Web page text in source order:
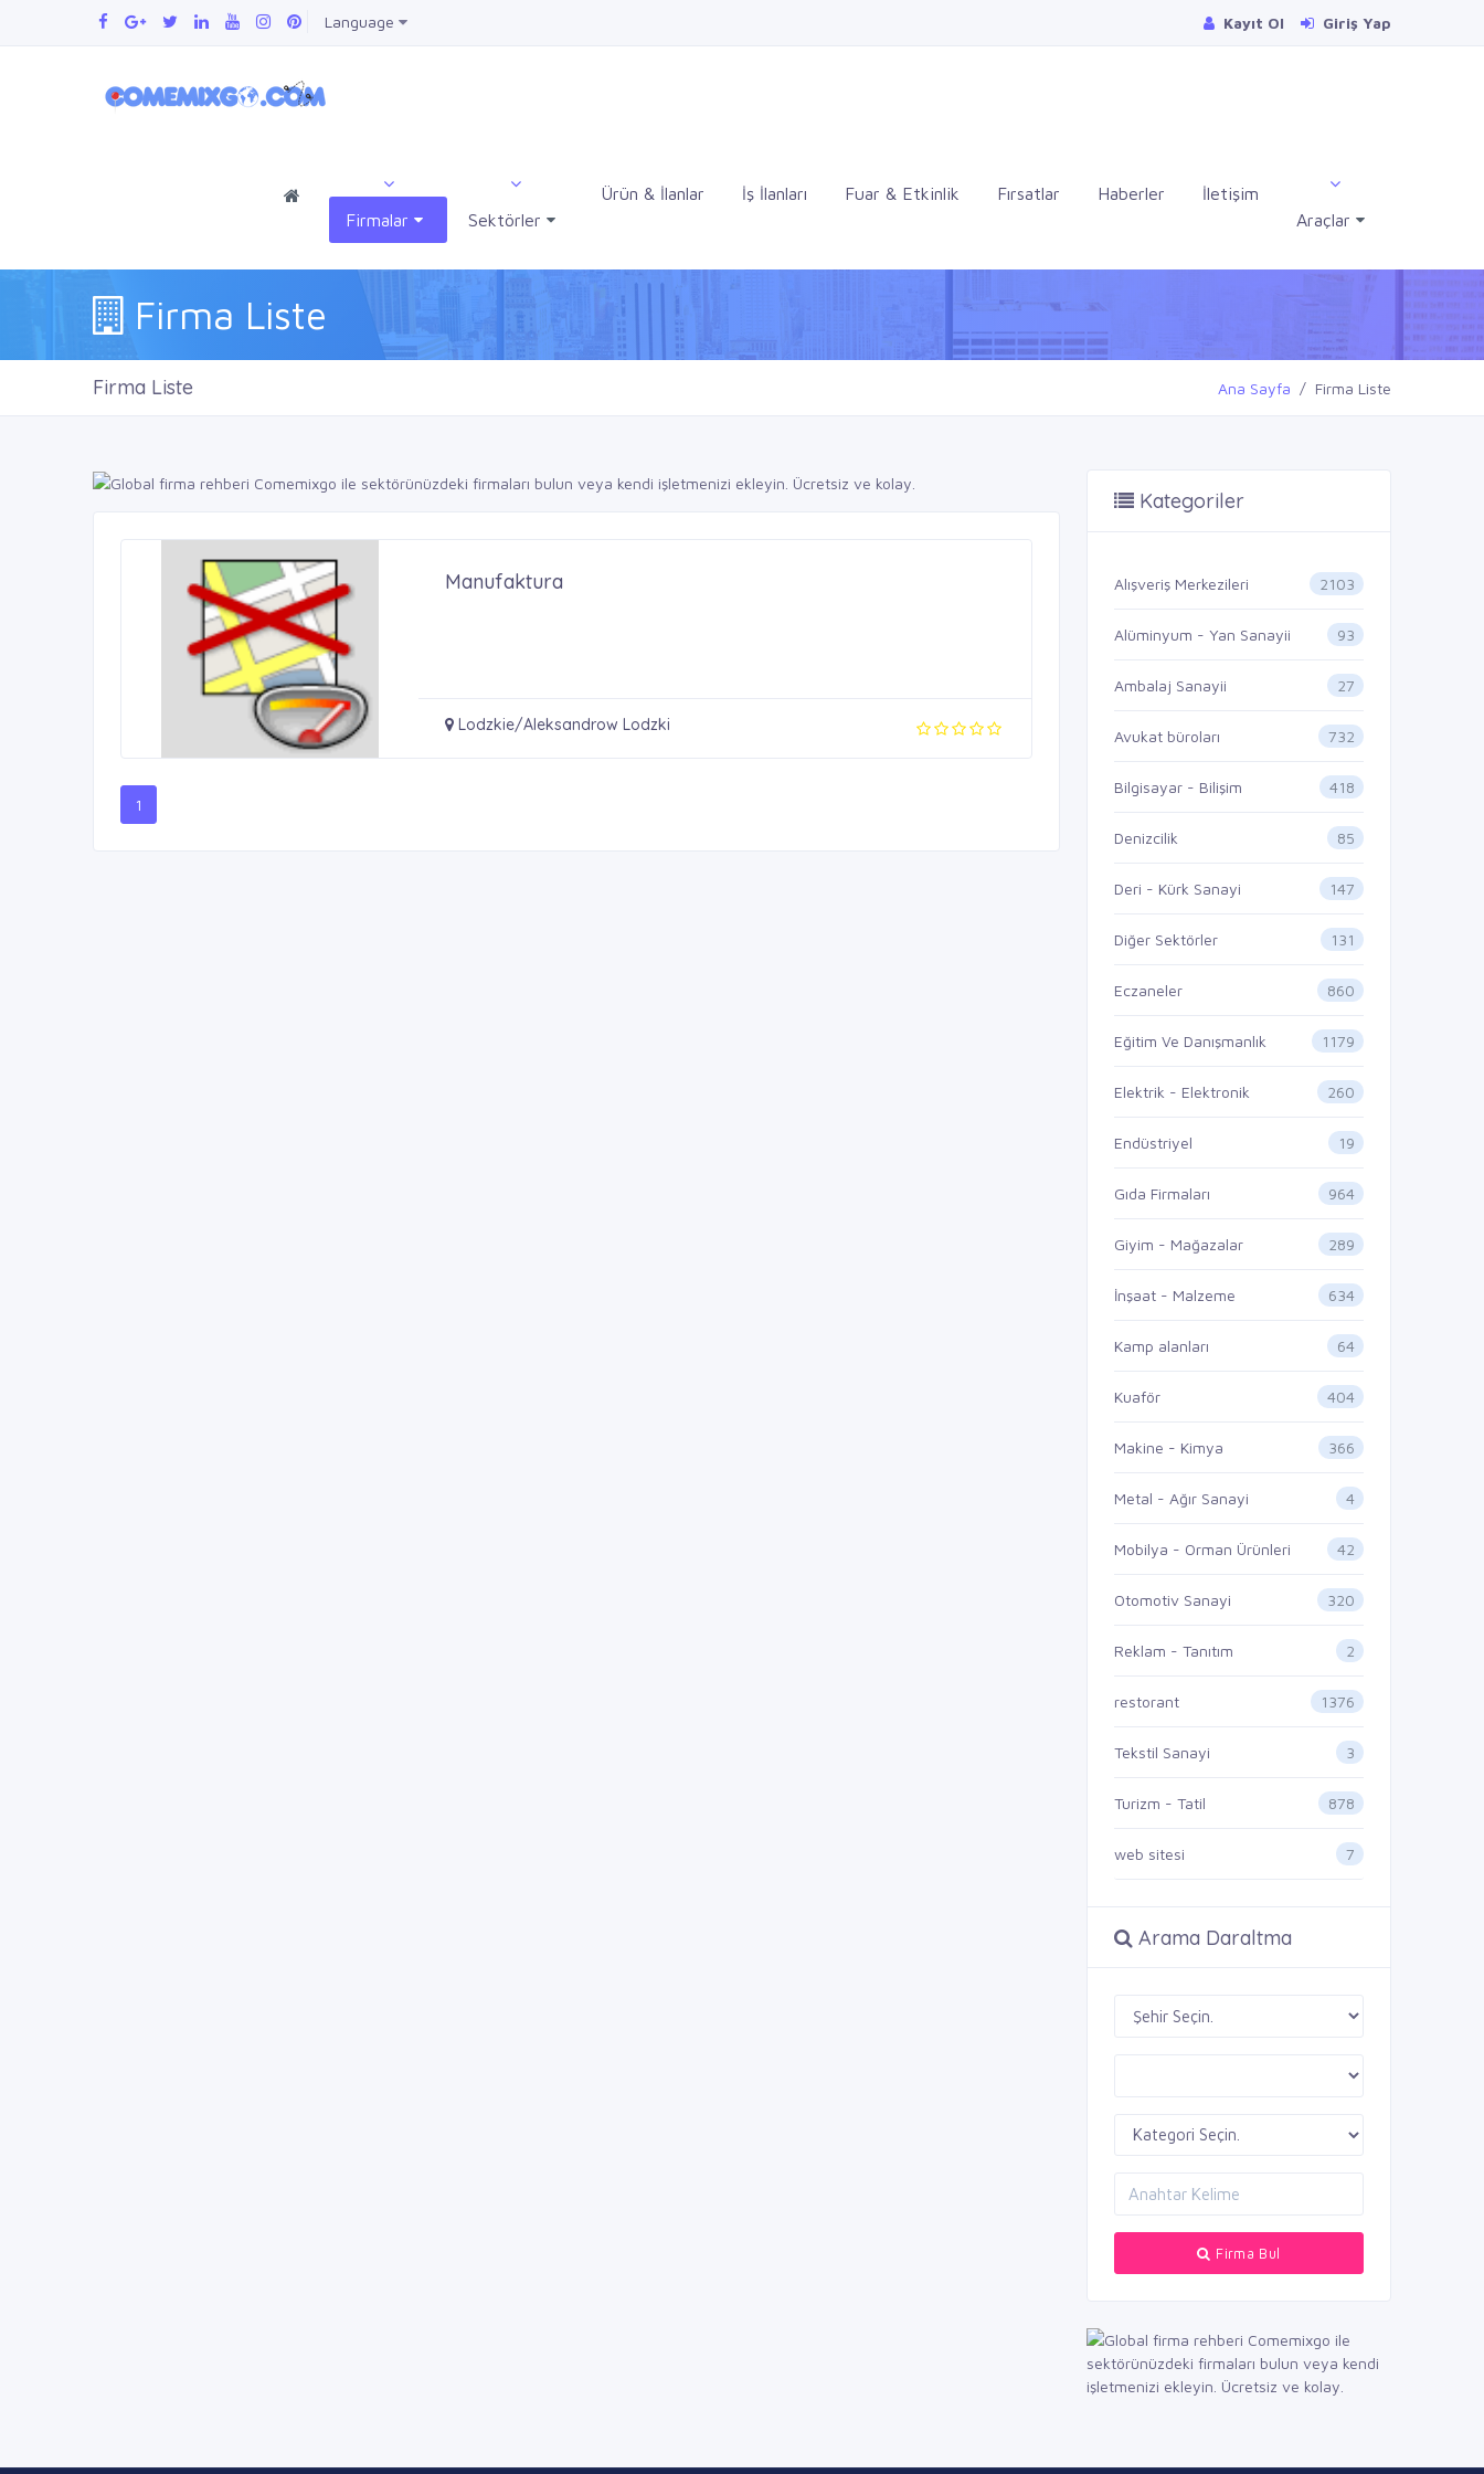
Language Kayıt Ol Giriş Yap
Firmalar Sektörler
Ürün & İlanlar İş İlanları Fuar & Etkinlik Fırsatlar Haberler
İletişim
Araçlar
Firma Liste
Firma Liste Ana Sayfa Firma Liste
Manufaktura
Lodzkie/Aleksandrow Lodzki
1
Kategoriler
Alışveriş Merkezileri 2103
Alüminyum - Yan Sanayii 93
Ambalaj Sanayii 27
Avukat büroları 732
Bilgisayar - Bilişim 418
Denizcilik 85
Deri - Kürk Sanayi 147
Diğer Sektörler 131
Eczaneler 860
Eğitim Ve Danışmanlık 1179
Elektrik - Elektronik 260
Endüstriyel 19
Gıda Firmaları 964
Giyim - Mağazalar 289
İnşaat - Malzeme 634
Kamp alanları 64
Kuaför 404
Makine - Kimya 366
Metal - Ağır Sanayi 4
Mobilya - Orman Ürünleri 42
Otomotiv Sanayi 320
Reklam - Tanıtım 2
restorant 1376
Tekstil Sanayi 3
Turizm - Tatil 878
web sitesi 7
Arama Daraltma
Firma Bul